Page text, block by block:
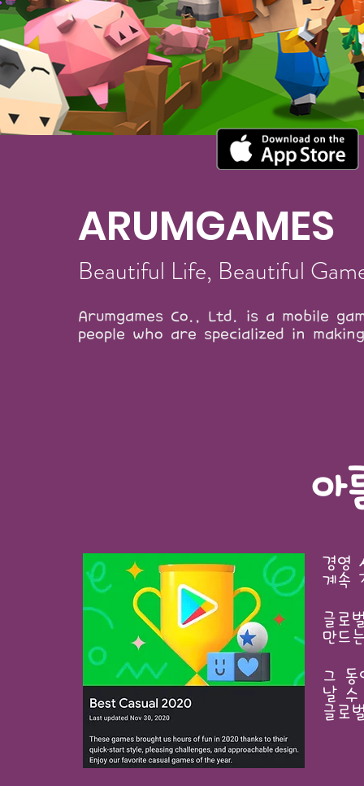
ARUMGAMES
Beautiful Life, Beautiful
Arumgames Co., Ltd. is a mobile
people who are specialized in
경영
계속
글로
만드
그 동
날 수
글로
아